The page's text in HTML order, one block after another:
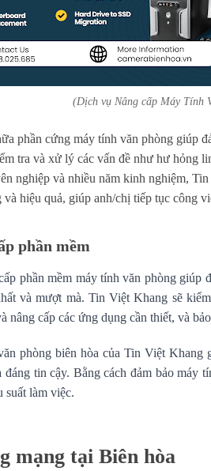
(Dịch vụ Nâng cấp Máy Tính
phần cứng máy tính văn phòng giúp
tra và xử lý các vấn đề như hư hỏng
nghiệp và nhiều năm kinh nghiệm,
và hiệu quả, giúp anh/chị tiếp tục công
phần mềm
phần mềm máy tính văn phòng giúp
và mượt mà. Tin Việt Khang sẽ
nâng cấp các ứng dụng cần thiết, và
phòng biên hòa của Tin Việt Khang
tin cậy. Bằng cách đảm bảo máy
suất làm việc.
mạng tại Biên hòa